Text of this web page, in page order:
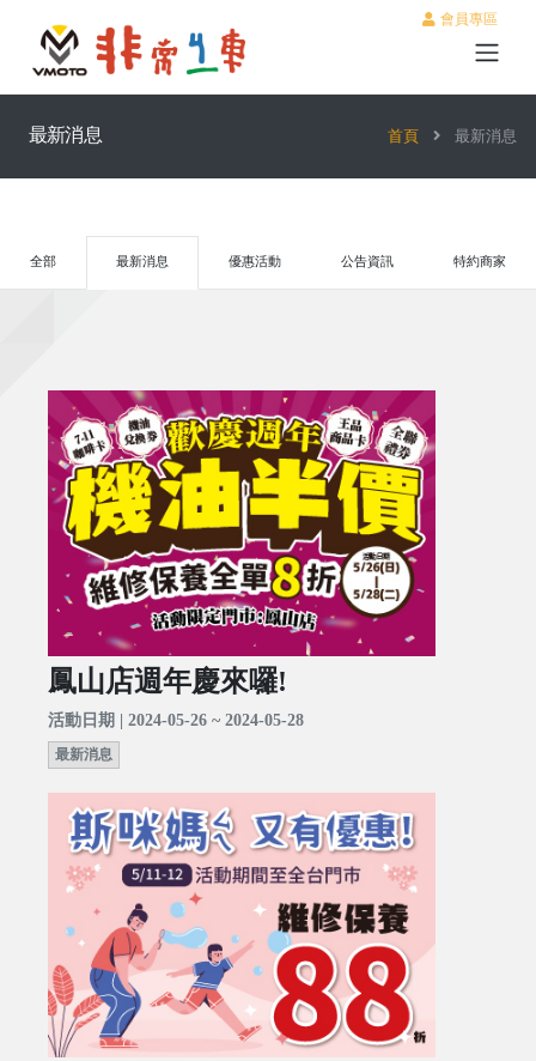
會員專區
最新消息 首頁 最新消息
全部 最新消息 優惠活動 公告資訊 特約商家
鳳山店週年慶來囉!
活動日期 | 2024-05-26 ~ 2024-05-28
最新消息